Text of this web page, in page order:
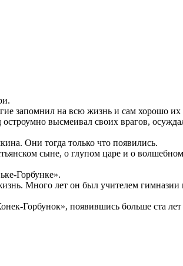
запомнил на всю жизнь и сам хорошо их
высмеивал своих врагов,
Они тогда только что появились.
сыне, о глупом царе и о
Горбунке».
Много лет он был учителем гимназии
Горбунок», появившись больше ста лет